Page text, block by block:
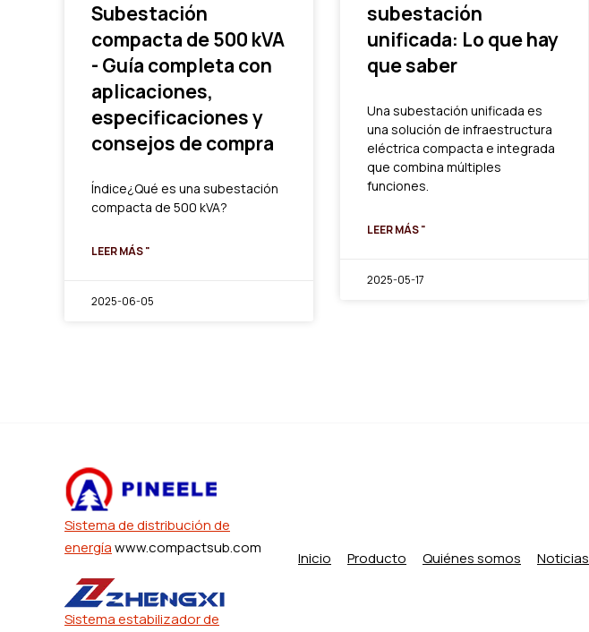
Subestación
compacta de 500 kVA
- Guía completa con
aplicaciones,
especificaciones y
consejos de compra
Índice¿Qué es una subestación
compacta de 500 kVA?
LEER MÁS "
2025-06-05
subestación
unificada: Lo que hay
que saber
Una subestación unificada es
una solución de infraestructura
eléctrica compacta e integrada
que combina múltiples
funciones.
LEER MÁS "
2025-05-17
Sistema de distribución de
energíawww.compactsub.com
Sistema estabilizador de
Inicio Producto Quiénes somos Noticias